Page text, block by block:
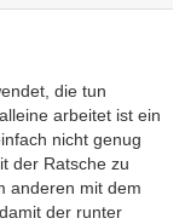
die tun
arbeitet ist ein
nicht genug
der Ratsche zu
anderen mit dem
der runter